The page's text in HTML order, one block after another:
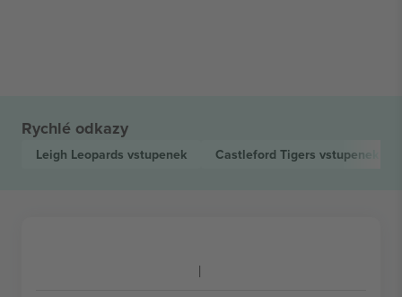
Rychlé odkazy
Leigh Leopards vstupenek Castleford Tigers vstupenek